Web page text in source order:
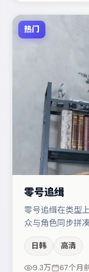
热门
零号追缉
零号追缉在类型
众与角色同步拼
括白宇、雷佳音
台词与伏笔的观
日韩 高清
9.3万 67个月